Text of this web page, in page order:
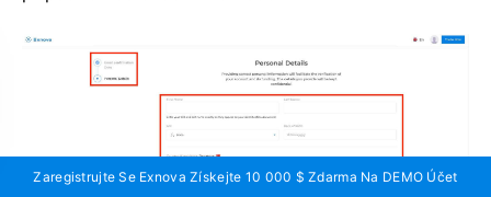
Zaregistrujte Se Exnova Získejte 10 000 $ Zdarma Na DEMO Účet